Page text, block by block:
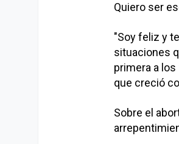
Quiero ser
"Soy feliz y
situaciones
primera a
que creció
Sobre el